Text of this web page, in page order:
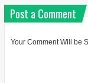
Post a Comment
Your Comment Will be